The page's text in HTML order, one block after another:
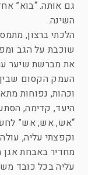
גם אותה. “בוא”
השינה.
הלכתי ברצון,
שוכבת על הגב
את מברשת שיער
העמק הקסום שבין
וכהות, נפוחות
היעד, קדימה,
“אש, אש, אש”
וקפצתי עליה,
מחדיר באבחת אגן
עליה בכל כובד